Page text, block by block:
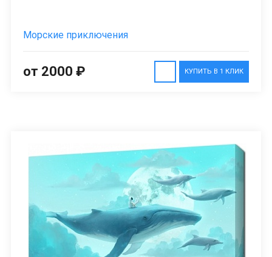
Морские приключения
КУПИТЬ В 1 КЛИК
от 2000 ₽